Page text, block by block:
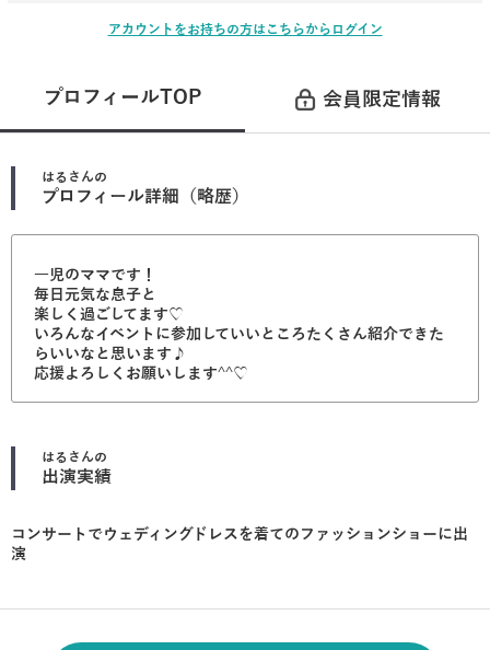
アカウントをお持ちの方はこちらからログイン
プロフィールTOP 会員限定情報
はる さんの
プロフィール詳細（略歴）
一児のママです！
毎日元気な息子と
楽しく過ごしてます♡
いろんなイベントに参加していいところたくさん紹介できた
らいいなと思います♪
応援よろしくお願いします^^♡
はる さんの
出演実績
コンサートでウェディングドレスを着てのファッションショーに出
演